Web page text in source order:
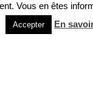
Vous en êtes
Accepter En